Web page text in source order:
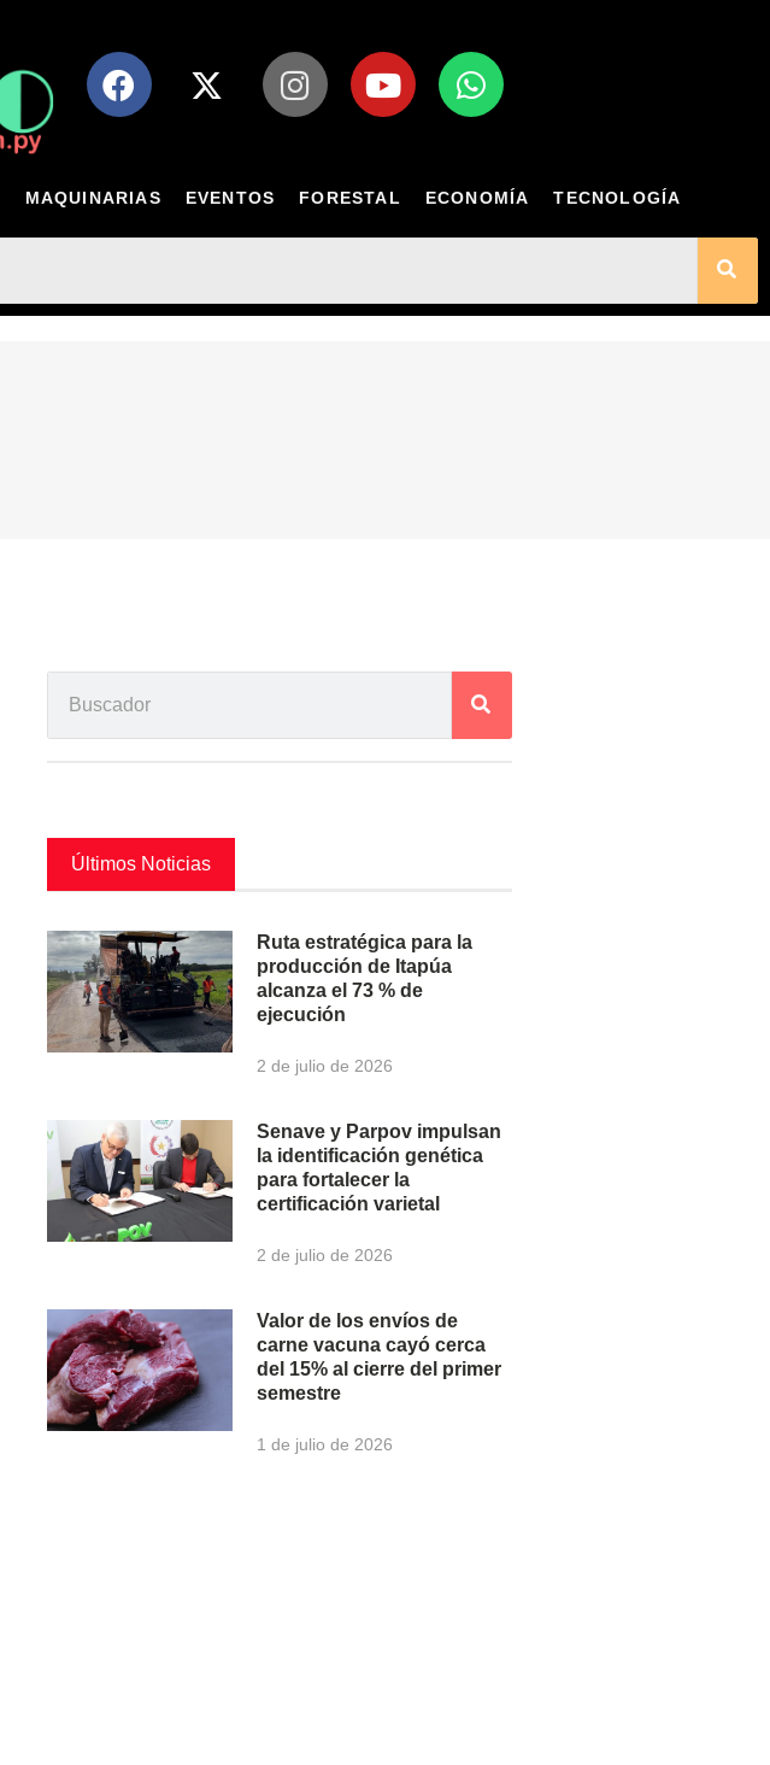
MAQUINARIAS EVENTOS FORESTAL ECONOMÍA TECNOLOGÍA
Últimos Noticias
Ruta estratégica para la
producción de Itapúa
alcanza el 73 % de
ejecución
2 de julio de 2026
Senave y Parpov impulsan
la identificación genética
para fortalecer la
certificación varietal
2 de julio de 2026
Valor de los envíos de
carne vacuna cayó cerca
del 15% al cierre del primer
semestre
1 de julio de 2026